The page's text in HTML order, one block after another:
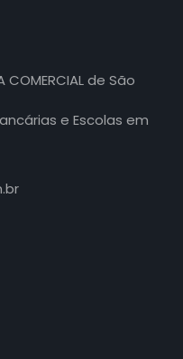
de São
e Escolas em